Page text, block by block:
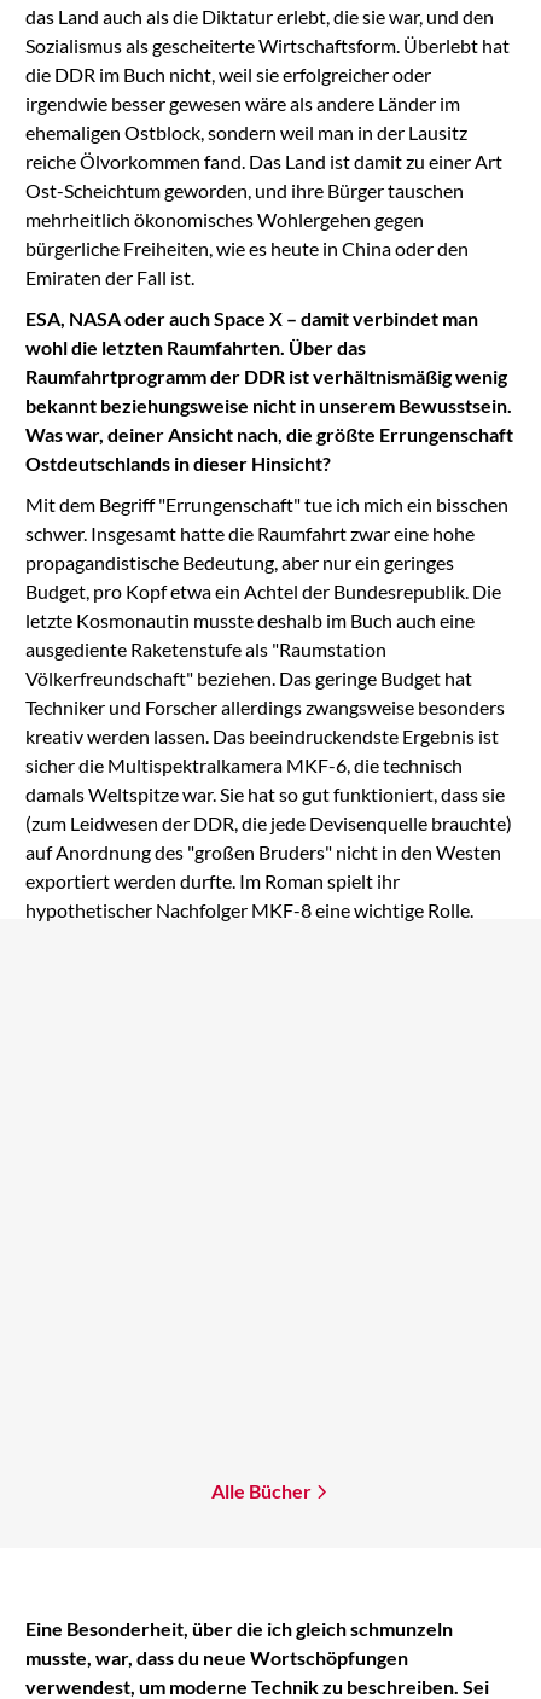
das Land auch als die Diktatur erlebt, die sie war, und den
Sozialismus als gescheiterte Wirtschaftsform. Überlebt hat
die DDR im Buch nicht, weil sie erfolgreicher oder
irgendwie besser gewesen wäre als andere Länder im
ehemaligen Ostblock, sondern weil man in der Lausitz
reiche Ölvorkommen fand. Das Land ist damit zu einer Art
Ost-Scheichtum geworden, und ihre Bürger tauschen
mehrheitlich ökonomisches Wohlergehen gegen
bürgerliche Freiheiten, wie es heute in China oder den
Emiraten der Fall ist.
ESA, NASA oder auch Space X – damit verbindet man
wohl die letzten Raumfahrten. Über das
Raumfahrtprogramm der DDR ist verhältnismäßig wenig
bekannt beziehungsweise nicht in unserem Bewusstsein.
Was war, deiner Ansicht nach, die größte Errungenschaft
Ostdeutschlands in dieser Hinsicht?
Mit dem Begriff "Errungenschaft" tue ich mich ein bisschen
schwer. Insgesamt hatte die Raumfahrt zwar eine hohe
propagandistische Bedeutung, aber nur ein geringes
Budget, pro Kopf etwa ein Achtel der Bundesrepublik. Die
letzte Kosmonautin musste deshalb im Buch auch eine
ausgediente Raketenstufe als "Raumstation
Völkerfreundschaft" beziehen. Das geringe Budget hat
Techniker und Forscher allerdings zwangsweise besonders
kreativ werden lassen. Das beeindruckendste Ergebnis ist
sicher die Multispektralkamera MKF-6, die technisch
damals Weltspitze war. Sie hat so gut funktioniert, dass sie
(zum Leidwesen der DDR, die jede Devisenquelle brauchte)
auf Anordnung des "großen Bruders" nicht in den Westen
exportiert werden durfte. Im Roman spielt ihr
hypothetischer Nachfolger MKF-8 eine wichtige Rolle.
Alle Bücher
Eine Besonderheit, über die ich gleich schmunzeln
musste, war, dass du neue Wortschöpfungen
verwendest, um moderne Technik zu beschreiben. Sei